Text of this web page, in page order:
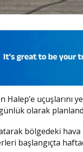
Halep’e uçuşlarını
olarak
bölgedeki hava
başlangıçta